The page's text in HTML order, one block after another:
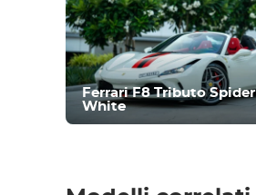
Confortevole
Controllo del clima
Guida
Condizione
Ferrari F8 Tributo Spider
White